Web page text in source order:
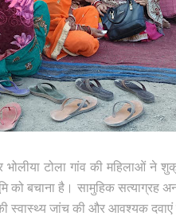
भोलीया टोला गांव की महिलाओं ने
को बचाना है। सामुहिक सत्याग्रह
की स्वास्थ्य जांच की और आवश्यक